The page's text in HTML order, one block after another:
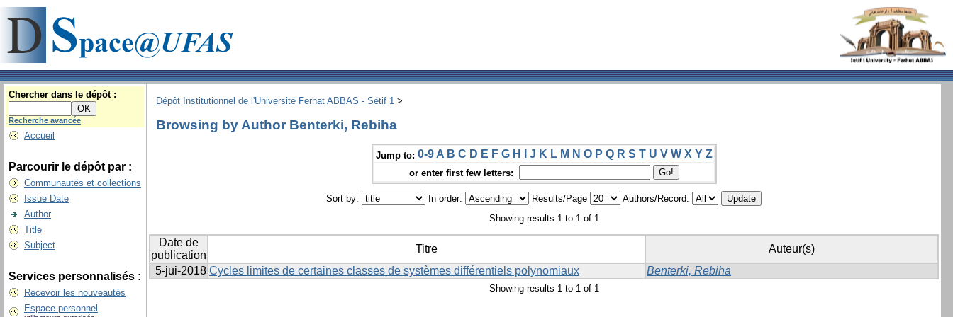
Chercher dans le dépôt :
Recherche avancée
Accueil
Parcourir le dépôt par :
Communautés et collections
Issue Date
Author
Title
Subject
Services personnalisés :
Recevoir les nouveautés
Espace personnel
Dépôt Institutionnel de l'Université Ferhat ABBAS - Sétif 1 >
Browsing by Author Benterki, Rebiha
Jump to: 0-9 A B C D E F G H J K L M N O P Q R S T U V W X Y Z
or enter first few letters:
Sort by: In order: Results/Page
Authors/Record:
Showing results 1 to 1 of 1
Date de
publication
Titre
Auteur(s)
5-jui-2018 Cycles limites de certaines classes de systèmes différentiels polynomiaux Benterki, Rebiha
Showing results 1 to 1 of 1